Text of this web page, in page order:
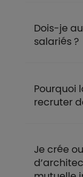
Dois-je
salariés ?
Pourquoi
recruter
Je crée